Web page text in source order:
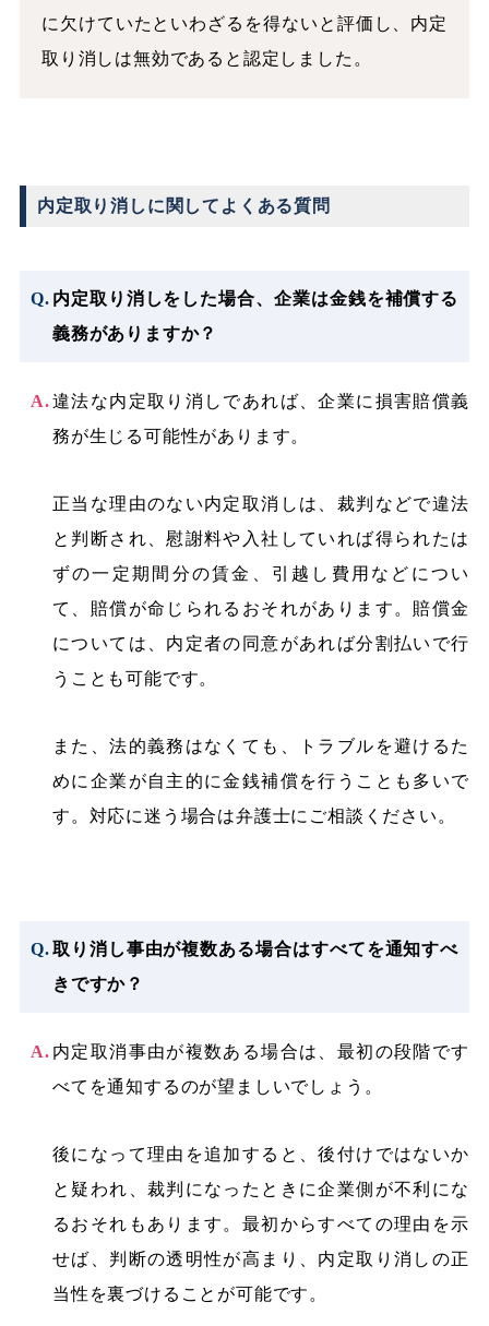
に欠けていたといわざるを得ないと評価し、内定
取り消しは無効であると認定しました。
内定取り消しに関してよくある質問
内定取り消しをした場合、企業は金銭を補償する
義務がありますか？
違法な内定取り消しであれば、企業に損害賠償義
務が生じる可能性があります。
正当な理由のない内定取消しは、裁判などで違法
と判断され、慰謝料や入社していれば得られたは
ずの一定期間分の賃金、引越し費用などについ
て、賠償が命じられるおそれがあります。賠償金
については、内定者の同意があれば分割払いで行
うことも可能です。
また、法的義務はなくても、トラブルを避けるた
めに企業が自主的に金銭補償を行うことも多いで
す。対応に迷う場合は弁護士にご相談ください。
取り消し事由が複数ある場合はすべてを通知すべ
きですか？
内定取消事由が複数ある場合は、最初の段階です
べてを通知するのが望ましいでしょう。
後になって理由を追加すると、後付けではないか
と疑われ、裁判になったときに企業側が不利にな
るおそれもあります。最初からすべての理由を示
せば、判断の透明性が高まり、内定取り消しの正
当性を裏づけることが可能です。